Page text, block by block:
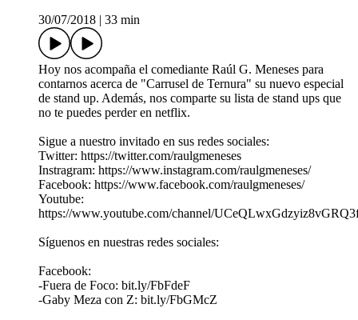
30/07/2018 | 33 min
Hoy nos acompaña el comediante Raúl G. Meneses para
contarnos acerca de "Carrusel de Ternura" su nuevo especial
de stand up. Además, nos comparte su lista de stand ups que
no te puedes perder en netflix.
Sigue a nuestro invitado en sus redes sociales:
Twitter: https://twitter.com/raulgmeneses
Instragram: https://www.instagram.com/raulgmeneses/
Facebook: https://www.facebook.com/raulgmeneses/
Youtube:
https://www.youtube.com/channel/
Síguenos en nuestras redes sociales:
Facebook:
-Fuera de Foco: bit.ly/FbFdeF
-Gaby Meza con Z: bit.ly/FbGMcZ